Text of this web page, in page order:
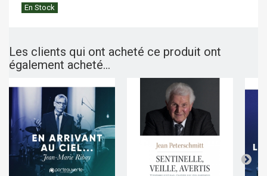
En Stock
Les clients qui ont acheté ce produit ont
également acheté...